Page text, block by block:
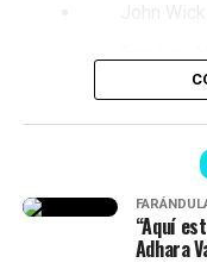
“Aquí
Adhara